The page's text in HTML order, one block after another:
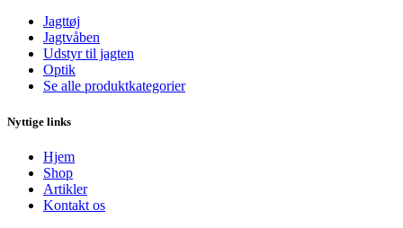
Jagttøj
Jagtvåben
Udstyr til jagten
Optik
Se alle produktkategorier
Nyttige links
Hjem
Shop
Artikler
Kontakt os